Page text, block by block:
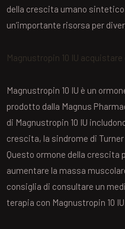
della crescita umano
un’importante risorsa per
Magnustropin 10 IU
Magnustropin 10 IU è un
prodotto dalla Magnus
di Magnustropin 10 IU
crescita, la sindrome di
Questo ormone della crescita
aumentare la massa
consiglia di consultare un
terapia con Magnustropin 10